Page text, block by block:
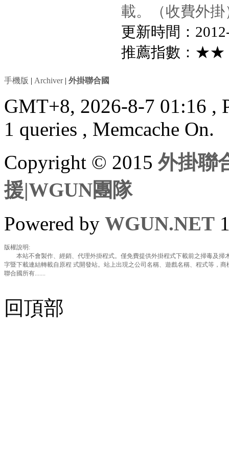
載。（收費外掛
更新時間：
推薦指數：★★
手機版 | Archiver| 外掛聯合國
GMT+8, 2026-8-7 01:16 ,
1 queries , Memcache On.
Copyright © 2015外掛聯
援|WGUN團隊
Powered by WGUN.NET
版權說明:
本站不會製作、經銷、代理外掛程式。僅免費提供外掛程式下載前之掃毒及掃
字暨下載連結轉載自原程 式開發站。站上出現之公司名稱、遊戲名稱、程式等，
聯合國所有.......
回頂部